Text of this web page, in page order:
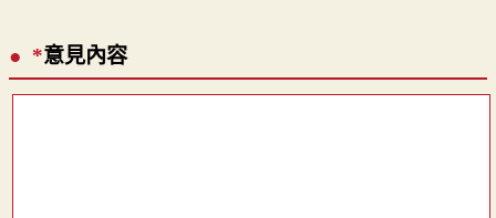
*意見內容